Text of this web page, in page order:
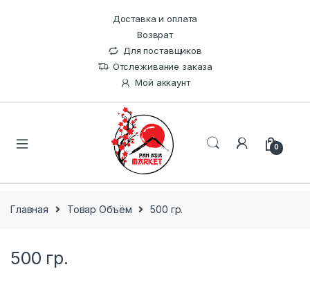
Доставка и оплата
Возврат
Для поставщиков
Отслеживание заказа
Мой аккаунт
0
Главная Товар Объём 500 гр.
500 гр.